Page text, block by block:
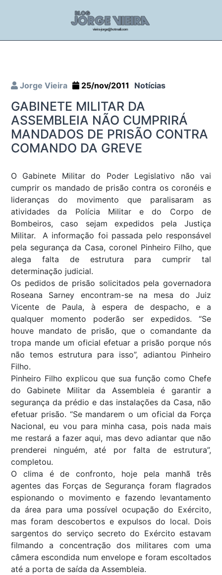
Jorge Vieira 25/nov/2011 Notícias
GABINETE MILITAR DA
ASSEMBLEIA NÃO CUMPRIRÁ
MANDADOS DE PRISÃO CONTRA
COMANDO DA GREVE
O Gabinete Militar do Poder Legislativo não vai
cumprir os mandado de prisão contra os coronéis e
lideranças do movimento que paralisaram as
atividades da Polícia Militar e do Corpo de
Bombeiros, caso sejam expedidos pela Justiça
Militar. A informação foi passada pelo responsável
pela segurança da Casa, coronel Pinheiro Filho, que
alega falta de estrutura para cumprir tal
determinação judicial.
Os pedidos de prisão solicitados pela governadora
Roseana Sarney encontram-se na mesa do Juiz
Vicente de Paula, à espera de despacho, e a
qualquer momento poderão ser expedidos. “Se
houve mandato de prisão, que o comandante da
tropa mande um oficial efetuar a prisão porque nós
não temos estrutura para isso”, adiantou Pinheiro
Filho.
Pinheiro Filho explicou que sua função como Chefe
do Gabinete Militar da Assembleia é garantir a
segurança da prédio e das instalações da Casa, não
efetuar prisão. “Se mandarem o um oficial da Força
Nacional, eu vou para minha casa, pois nada mais
me restará a fazer aqui, mas devo adiantar que não
prenderei ninguém, até por falta de estrutura”,
completou.
O clima é de confronto, hoje pela manhã três
agentes das Forças de Segurança foram flagrados
espionando o movimento e fazendo levantamento
da área para uma possível ocupação do Exército,
mas foram descobertos e expulsos do local. Dois
sargentos do serviço secreto do Exército estavam
filmando a concentração dos militares com uma
câmera escondida num envelope e foram escoltados
até a porta de saída da Assembleia.